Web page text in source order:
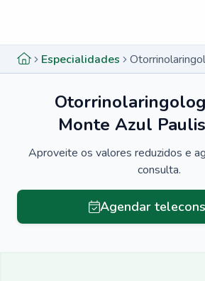
Especialidades
Monte Azul
Aproveite os valores reduzidos e
consulta.
Agendar